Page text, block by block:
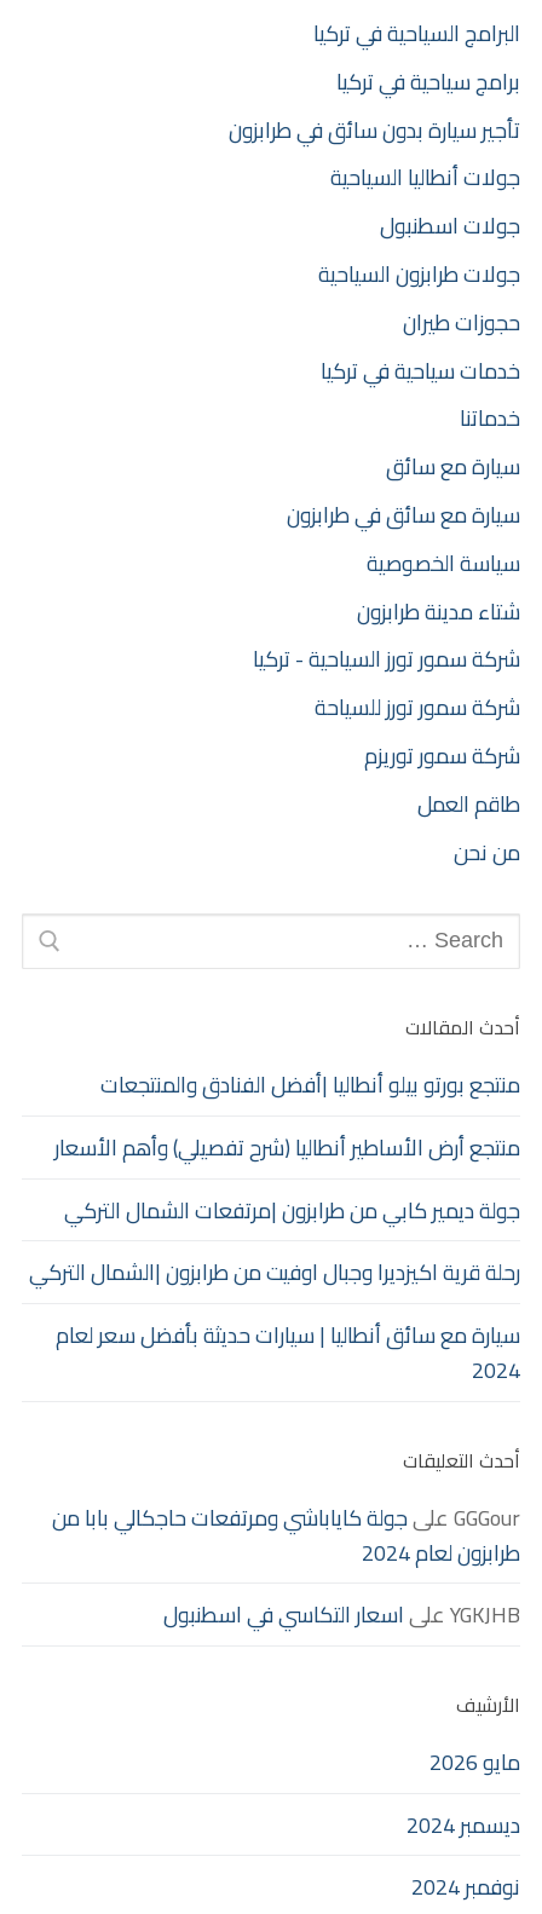
البرامج السياحية في تركيا
برامج سياحية في تركيا
تأجير سيارة بدون سائق في طرابزون
جولات أنطاليا السياحية
جولات اسطنبول
جولات طرابزون السياحية
حجوزات طيران
خدمات سياحية في تركيا
خدماتنا
سيارة مع سائق
سيارة مع سائق في طرابزون
سياسة الخصوصية
شتاء مدينة طرابزون
شركة سمور تورز السياحية - تركيا
شركة سمور تورز للسياحة
شركة سمور توريزم
طاقم العمل
من نحن
أحدث المقالات
منتجع بورتو بيلو أنطاليا |أفضل الفنادق والمنتجعات
منتجع أرض الأساطير أنطاليا (شرح تفصيلي) وأهم الأسعار
جولة ديمير كابي من طرابزون |مرتفعات الشمال التركي
رحلة قرية اكيزديرا وجبال اوفيت من طرابزون |الشمال التركي
سيارة مع سائق أنطاليا | سيارات حديثة بأفضل سعر لعام
2024
أحدث التعليقات
GGGourعلىجولة كاياباشي ومرتفعات حاجكالي بابا من
طرابزون لعام 2024
YGKJHBعلىاسعار التكاسي في اسطنبول
الأرشيف
مايو 2026
ديسمبر 2024
نوفمبر 2024